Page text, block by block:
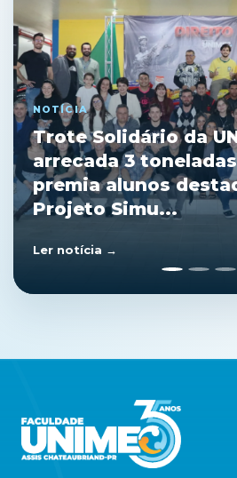
NOTÍCIA
Curso de Direito da
Unimeo arrecada
toneladas de ração
solidário
Ler notícia →